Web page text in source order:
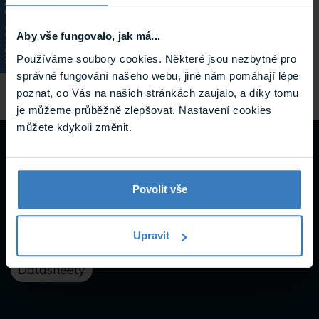
Aby vše fungovalo, jak má...
Používáme soubory cookies. Některé jsou nezbytné pro
správné fungování našeho webu, jiné nám pomáhají lépe
poznat, co Vás na našich stránkách zaujalo, a díky tomu
je můžeme průběžně zlepšovat. Nastavení cookies
můžete kdykoli změnit.
Povolit vše
Upravit
KATALOG Hmotnost 4.6 kg
Návody a
podpora
Datasheety